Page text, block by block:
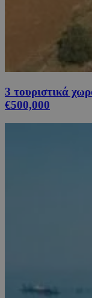
3 τουριστικά
€500,000